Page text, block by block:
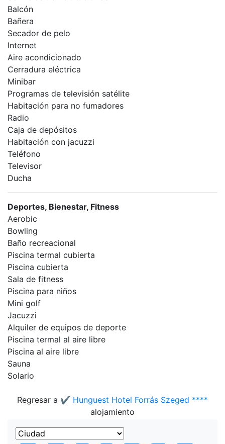
Balcón
Bañera
Secador de pelo
Internet
Aire acondicionado
Cerradura eléctrica
Minibar
Programas de televisión satélite
Habitación para no fumadores
Radio
Caja de depósitos
Habitación con jacuzzi
Teléfono
Televisor
Ducha
Deportes, Bienestar, Fitness
Aerobic
Bowling
Baño recreacional
Piscina termal cubierta
Piscina cubierta
Sala de fitness
Piscina para niños
Mini golf
Jacuzzi
Alquiler de equipos de deporte
Piscina termal al aire libre
Piscina al aire libre
Sauna
Solario
Regresar a ✔️ Hunguest Hotel Forrás Szeged ****
alojamiento